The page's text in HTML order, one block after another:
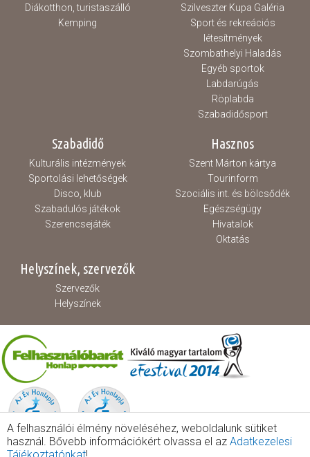
Diákotthon, turistaszálló
Kemping
Szilveszter Kupa Galéria
Sport és rekreációs
létesítmények
Szombathelyi Haladás
Egyéb sportok
Labdarúgás
Röplabda
Szabadidősport
Szabadidő
Kulturális intézmények
Sportolási lehetőségek
Disco, klub
Szabadulós játékok
Szerencsejáték
Hasznos
Szent Márton kártya
Tourinform
Szociális int. és bölcsődék
Egészségügy
Hivatalok
Oktatás
Helyszínek, szervezők
Szervezők
Helyszínek
A felhasználói élmény növeléséhez, weboldalunk sütiket
használ. Bővebb információkért olvassa el az Adatkezelesi